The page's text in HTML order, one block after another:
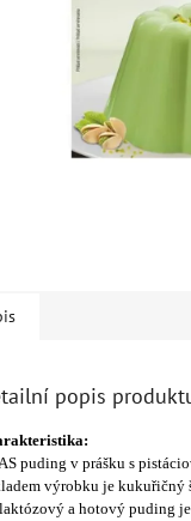
popis
puding v prášku s
výrobku je kukuřičný
a hotový puding